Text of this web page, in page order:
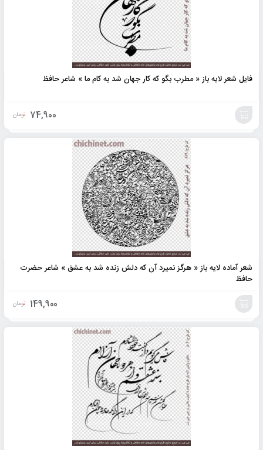
فایل شعر لایه باز « مطرب بگو که کار جهان شد به کام ما » شاعر حافظ
74,900 تومان
شعر آماده لایه باز « هرگز نمیرد آن که دلش زنده شد به عشق » شاعر حضرت
حافظ
149,900 تومان